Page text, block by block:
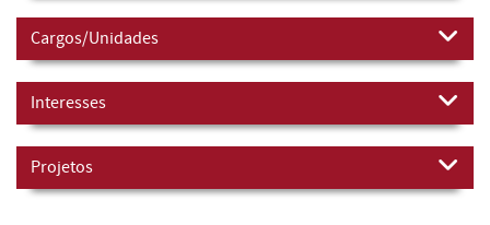
Cargos/Unidades
Interesses
Projetos